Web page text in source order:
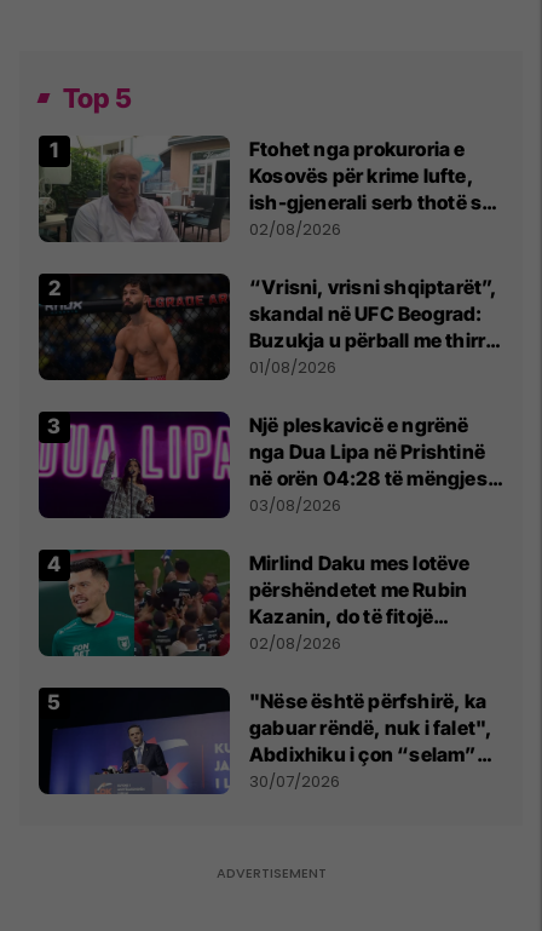
Top 5
Ftohet nga prokuroria e
Kosovës për krime lufte,
ish-gjenerali serb thotë se
dikush e tradhtoi në
02/08/2026
“Vrisni, vrisni shqiptarët”,
skandal në UFC Beograd:
Buzukja u përball me thirrje
anti-shqiptare nga
01/08/2026
Një pleskavicë e ngrënë
nga Dua Lipa në Prishtinë
në orën 04:28 të mëngjesit
- dhe bota digjitale serbe
03/08/2026
Mirlind Daku mes lotëve
përshëndetet me Rubin
Kazanin, do të fitojë
miliona te Spartak Moska
02/08/2026
"Nëse është përfshirë, ka
gabuar rëndë, nuk i falet",
Abdixhiku i çon “selam”
Përparim Ramës
30/07/2026